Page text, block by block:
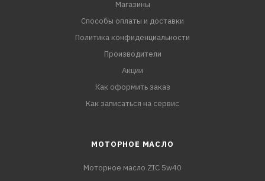
Магазины
Способы оплаты и доставки
Политика конфиденциальности
Производители
Акции
Как оформить заказ
Как записаться на сервис
МОТОРНОЕ МАСЛО
Моторное масло ZIC 5w40